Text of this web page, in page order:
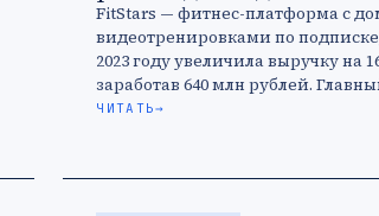
FitStars — фитнес-платформа с
видеотренировками по
2023 году увеличила выручку на
заработав 640 млн рублей.
успеха — использование
ЧИТАТЬ→